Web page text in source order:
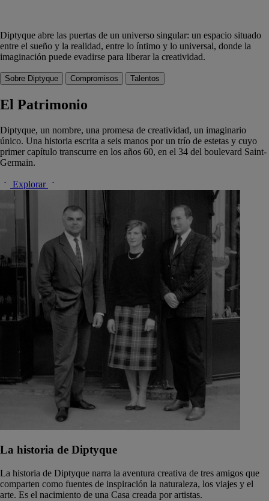
Diptyque abre las puertas de un universo singular: un espacio situado
entre el sueño y la realidad, entre lo íntimo y lo universal, donde la
imaginación puede evadirse para liberar la creatividad.
Sobre Diptyque Compromisos Talentos
El Patrimonio
Diptyque, un nombre, una promesa de creatividad, un imaginario
único. Una historia escrita a seis manos por un trío de estetas y cuyo
primer capítulo transcurre en los años 60, en el 34 del boulevard Saint-
Germain.
Explorar
La historia de Diptyque
La historia de Diptyque narra la aventura creativa de tres amigos que
comparten como fuentes de inspiración la naturaleza, los viajes y el
arte. Es el nacimiento de una Casa creada por artistas.